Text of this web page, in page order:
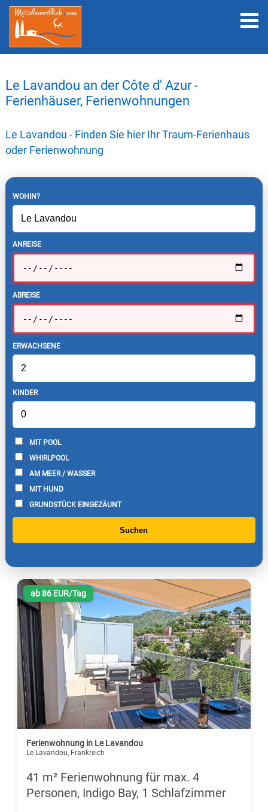
Le Lavandou an der Côte d' Azur -
Ferienhäuser, Ferienwohnungen
Le Lavandou - Finden Sie hier Ihr Traum-Ferienhaus
oder Ferienwohnung
WOHIN?
ANREISE
ABREISE
ERWACHSENE
KINDER
MIT POOL
WHIRLPOOL
AM MEER / WASSER
MIT HUND
GRUNDSTÜCK EINGEZÄUNT
Suchen
ab 86 EUR/Tag
Ferienwohnung in Le Lavandou
Le Lavandou, Frankreich
41 m² Ferienwohnung für max. 4
Personen, Indigo Bay, 1 Schlafzimmer